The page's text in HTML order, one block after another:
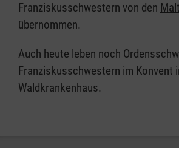
Franziskusschwestern von den
übernommen.
Auch heute leben noch
Franziskusschwestern im Konvent
Waldkrankenhaus.